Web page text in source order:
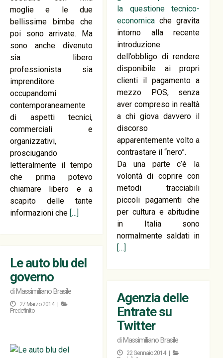
moglie e le due
bellissime bimbe che
poi sono arrivate. Ma
sono anche divenuto
sia libero
professionista sia
imprenditore
occupandomi
contemporaneamente
di aspetti tecnici,
commerciali e
organizzativi,
prosciugando
letteralmente il tempo
che prima potevo
chiamare libero e a
scapito delle tante
informazioni che […]
la questione tecnico-
economica che gravita
intorno alla recente
introduzione
dell’obbligo di rendere
disponibile ai propri
clienti il pagamento a
mezzo POS, senza
aver compreso in realtà
a chi giova davvero il
discorso
apparentemente volto a
contrastare il “nero”.
Da una parte c’è la
volontà di coprire con
metodi tracciabili
piccoli pagamenti che
per cultura e abitudine
in Italia sono
normalmente saldati in
[…]
Le auto blu del
governo
di Massimiliano Brasile
27 Marzo 2014 |
Predefinito
Agenzia delle
Entrate su
Twitter
di Massimiliano Brasile
22 Gennaio 2014 |